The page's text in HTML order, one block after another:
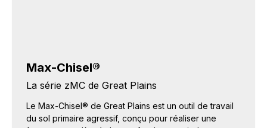
Max-Chisel®
La série zMC de Great Plains
Le Max-Chisel® de Great Plains est un outil de travail
du sol primaire agressif, conçu pour réaliser une